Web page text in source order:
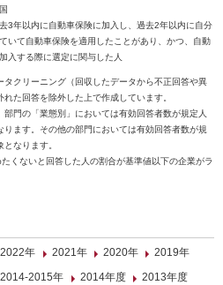
3年以内に自動車保険に加入し、過去2年以内に自分
いて自動車保険を適用したことがあり、かつ、自動
入する際に選定に関与した人
クリーニング（回収したデータから不正回答や異
た回答を除外した上で作成しています。
門の「業態別」においては有効回答者数が規定人
ます。その他の部門においては有効回答者数が規
なります。
くないと回答した人の割合が基準値以下の企業がラ
2022年 2021年 2020年
2019年
2014-2015年 2014年度
2013年度